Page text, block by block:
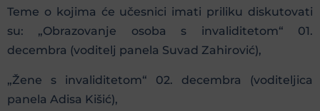
Teme o kojima će učesnici imati priliku diskutovati
su: „Obrazovanje osoba s invaliditetom“ 01.
decembra (voditelj panela Suvad Zahirović),
„Žene s invaliditetom“ 02. decembra (voditeljica
panela Adisa Kišić),